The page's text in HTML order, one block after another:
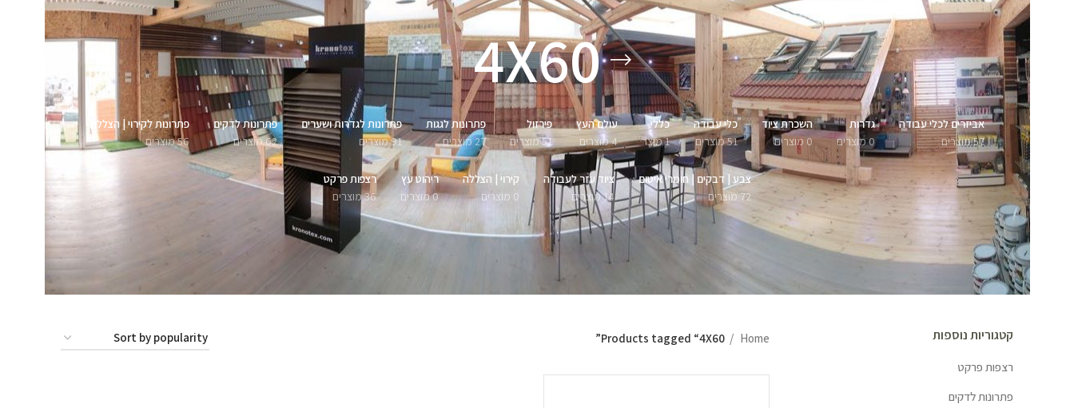
4X60
אביזרים לכלי עבודה
57 מוצרים
גדרות
0 מוצרים
השכרת ציוד
0 מוצרים
כלי עבודה
51 מוצרים
כללי
1 מוצר
עולם העץ
4 מוצרים
פירזול
51 מוצרים
פתרונות לגגות
27 מוצרים
פתרונות לגדרות ושערים
91 מוצרים
פתרונות לדקים
62 מוצרים
פתרונות לקירוי | הצללה
56 מוצרים
צבע | דבקים | חומרי איטום
72 מוצרים
ציוד עזר לעבודה
14 מוצרים
קירוי | הצללה
0 מוצרים
ריהוט עץ
0 מוצרים
רצפות פרקט
36 מוצרים
קטגוריות נוספות
רצפות פרקט
פתרונות לדקים
Home
Products tagged “4X60”